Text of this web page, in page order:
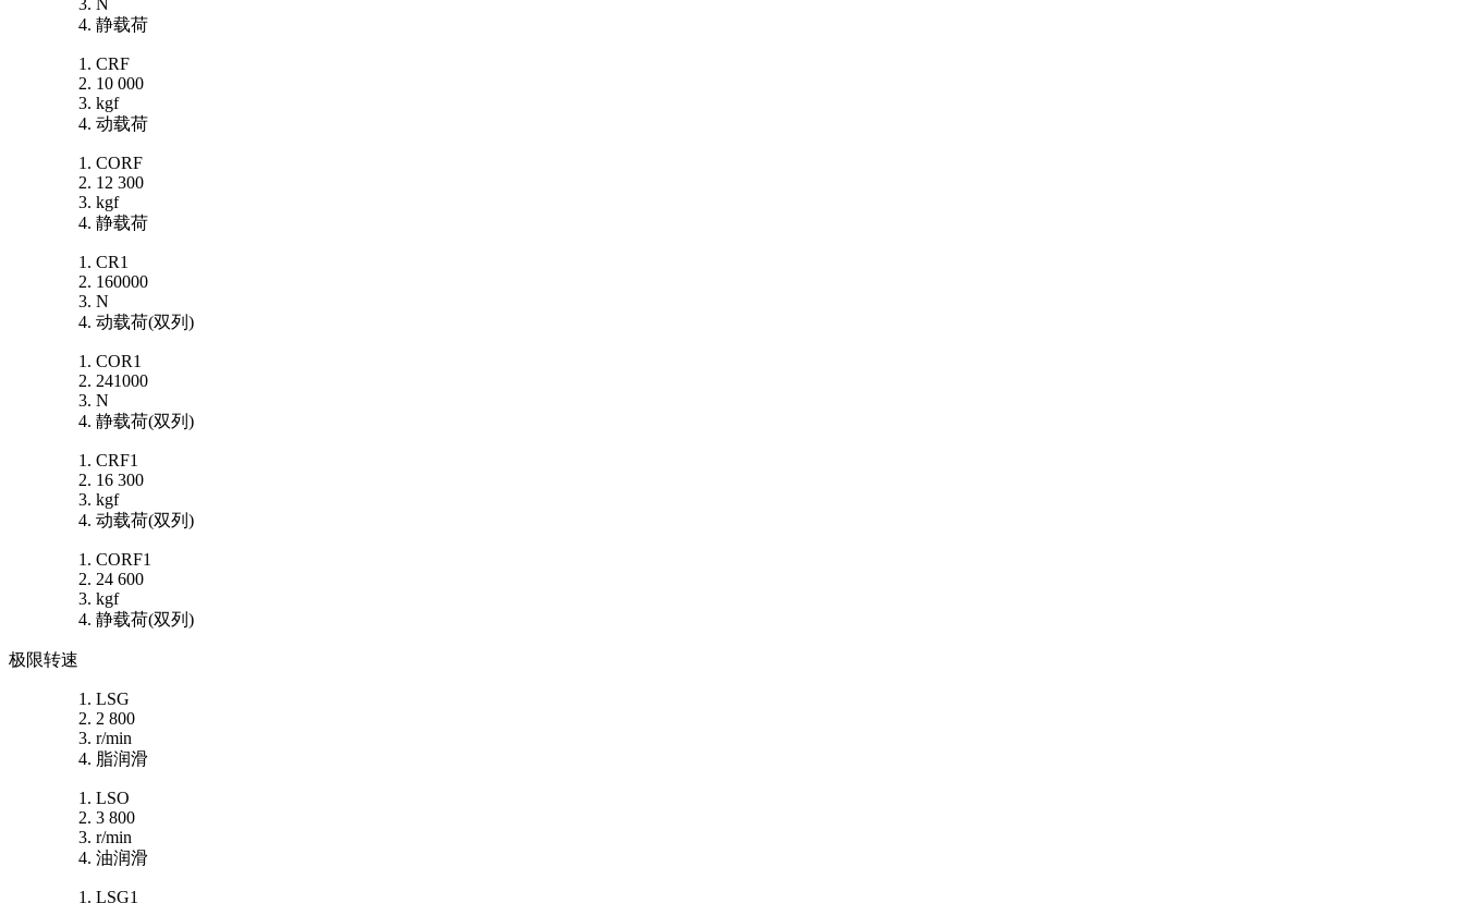
静载荷
CRF
10 000
kgf
动载荷
CORF
12 300
kgf
静载荷
CR1
160000
N
动载荷(双列)
COR1
241000
N
静载荷(双列)
CRF1
16 300
kgf
动载荷(双列)
CORF1
24 600
kgf
静载荷(双列)
极限转速
LSG
2 800
r/min
脂润滑
LSO
3 800
r/min
油润滑
LSG1